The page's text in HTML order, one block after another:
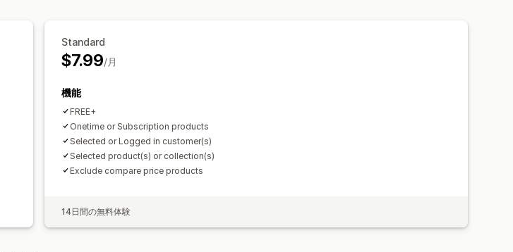
ディスカウント管理
カスタムコード カスタムフォント
トリガーとルール ディスカウントの組み合わせ
メールアドレスの収集リスト SMSの収集リスト
ジオロケーション
セグメンテーション タグ付け
A/Bテスト APIとWebhook
Standard
$7.99/月
機能
FREE+
Onetime or Subscription products
Selected or Logged in customer(s)
Selected product(s) or collection(s)
Exclude compare price products
14日間の無料体験